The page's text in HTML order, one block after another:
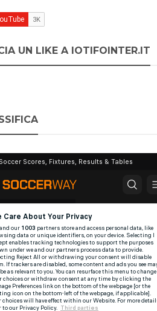
UN LIKE A IOTIFOINTER.IT